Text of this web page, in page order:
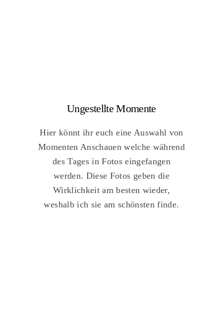
Ungestellte Momente
Hier könnt ihr euch eine Auswahl von
Momenten Anschauen welche während
des Tages in Fotos eingefangen
werden. Diese Fotos geben die
Wirklichkeit am besten wieder,
weshalb ich sie am schönsten finde.